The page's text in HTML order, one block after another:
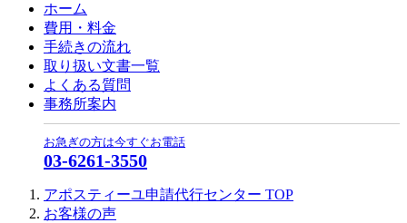
ホーム
費用・料金
手続きの流れ
取り扱い文書一覧
よくある質問
事務所案内
お急ぎの方は今すぐお電話
03-6261-3550
アポスティーユ申請代行センター TOP
お客様の声